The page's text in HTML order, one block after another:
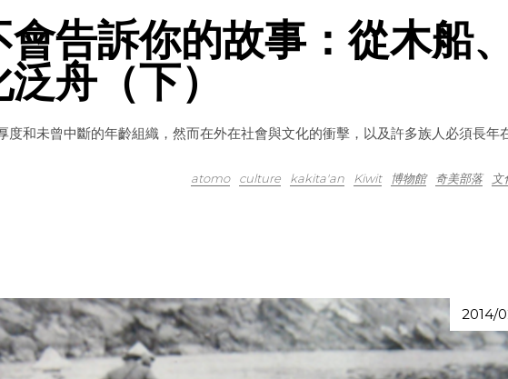
告訴你的故事：從木船
舟（下）
度和未曾中斷的年齡組織，然而在外在社會與文化的衝擊，以及許多族人必須長年
atomo culture kakita'an Kiwit 博物館 奇美部落 文
2014/